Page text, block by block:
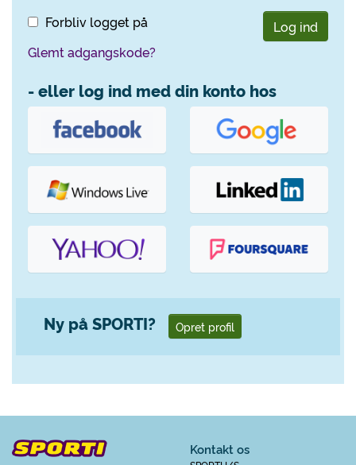
Forbliv logget på
Log ind
Glemt adgangskode?
- eller log ind med din konto hos
Ny på SPORTI? Opret profil
Kontakt os